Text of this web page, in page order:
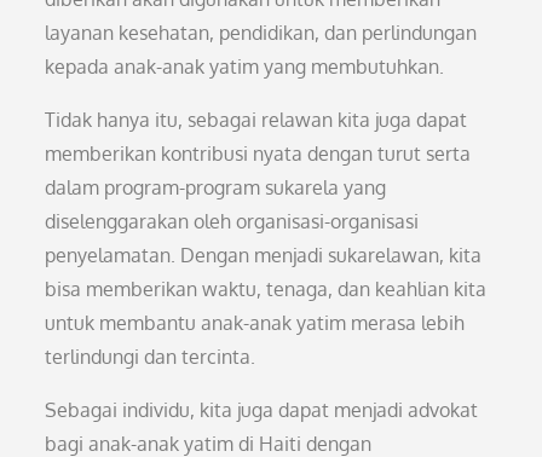
layanan kesehatan, pendidikan, dan perlindungan
kepada anak-anak yatim yang membutuhkan.
Tidak hanya itu, sebagai relawan kita juga dapat
memberikan kontribusi nyata dengan turut serta
dalam program-program sukarela yang
diselenggarakan oleh organisasi-organisasi
penyelamatan. Dengan menjadi sukarelawan, kita
bisa memberikan waktu, tenaga, dan keahlian kita
untuk membantu anak-anak yatim merasa lebih
terlindungi dan tercinta.
Sebagai individu, kita juga dapat menjadi advokat
bagi anak-anak yatim di Haiti dengan